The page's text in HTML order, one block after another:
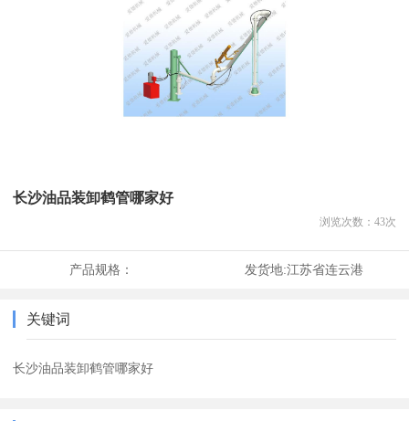
长沙油品装卸鹤管哪家好
浏览次数： 43次
产品规格： 发货地:江苏省连云港
关键词
长沙油品装卸鹤管哪家好